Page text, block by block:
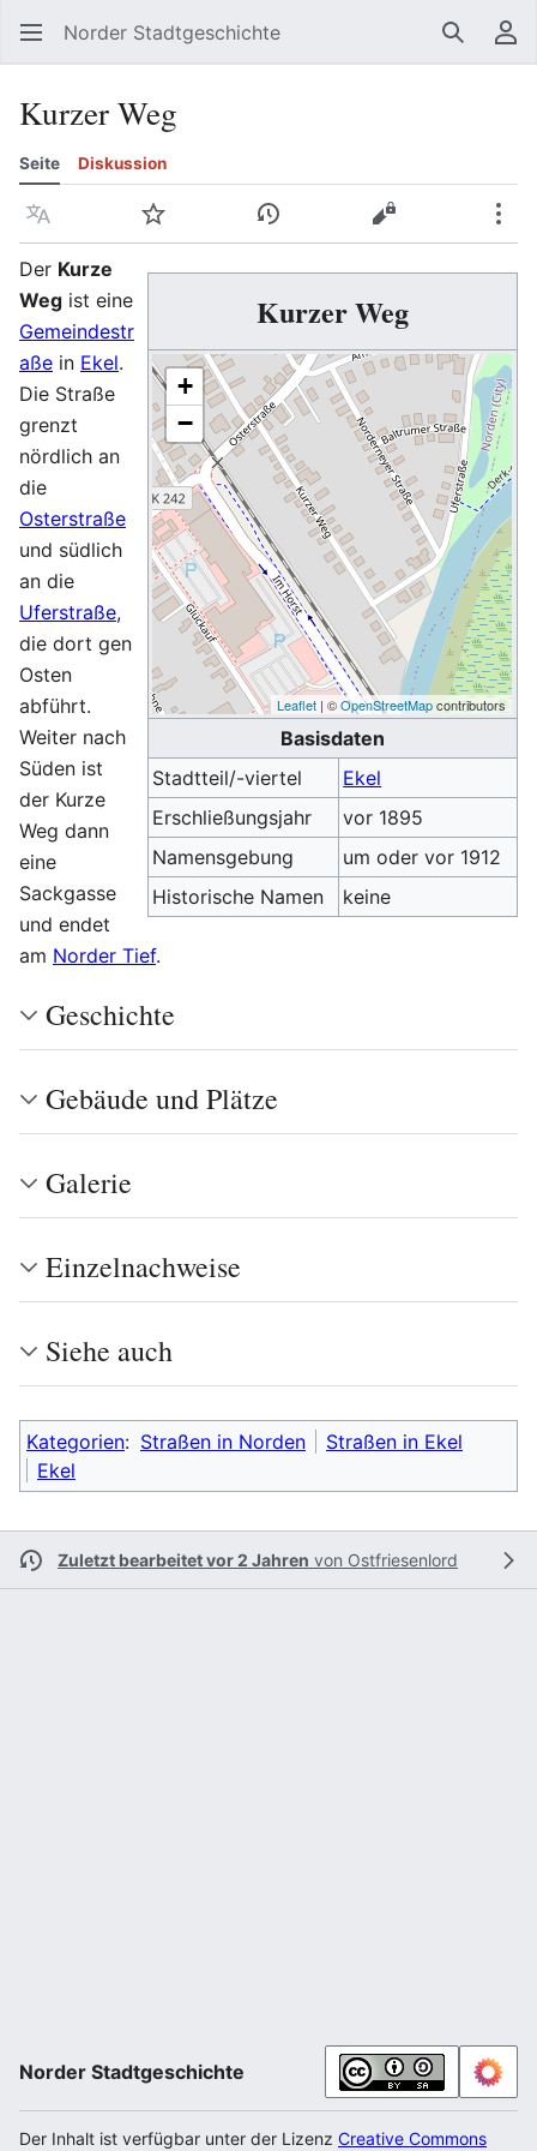
Norder Stadtgeschichte Suchen
Kurzer Weg
Seite Diskussion
Sprache Beobachten Versionsgeschichte
Quelltext
Kurzer Weg
+
−
Leaflet | ©OpenStreetMapcontributors
Basisdaten
Stadtteil/-viertel
Ekel
Erschließungsjahr
vor 1895
Namensgebung
um oder vor 1912
Historische Namen
keine
Der Kurze
Weg ist eine
Gemeindestr
aße in Ekel.
Die Straße
grenzt
nördlich an
die
Osterstraße
und südlich
an die
Uferstraße,
die dort gen
Osten
abführt.
Weiter nach
Süden ist
der Kurze
Weg dann
eine
Sackgasse
und endet
am Norder Tief.
Geschichte
Gebäude und Plätze
Galerie
Einzelnachweise
Siehe auch
Kategorien: Straßen in Norden
Straßen in Ekel
Ekel
Zuletzt bearbeitet vor 2 Jahren von Ostfriesenlord
Norder Stadtgeschichte
Der Inhalt ist verfügbar unter der Lizenz Creative Commons